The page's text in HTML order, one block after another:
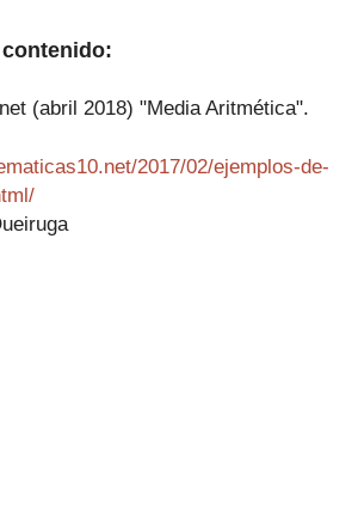
(abril 2018) "Media Aritmética".
2017/02/ejemplos-de-